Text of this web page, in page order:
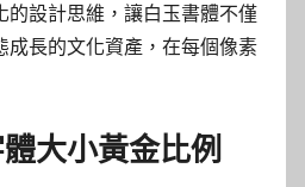
的設計思維，讓白玉書體不僅
成長的文化資產，在每個像素
大小黃金比例